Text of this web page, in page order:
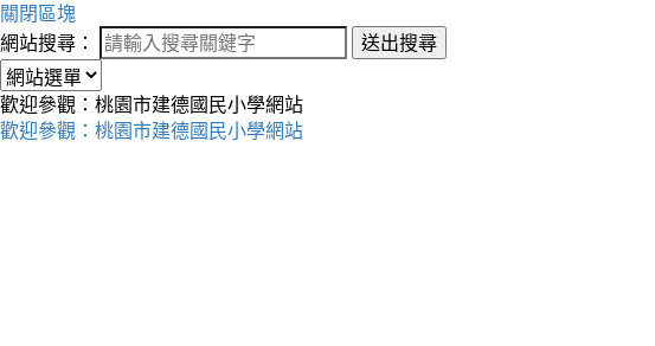
關閉區塊
網站搜尋：
送出搜尋
歡迎參觀：桃園市建德國民小學網站
歡迎參觀：桃園市建德國民小學網站